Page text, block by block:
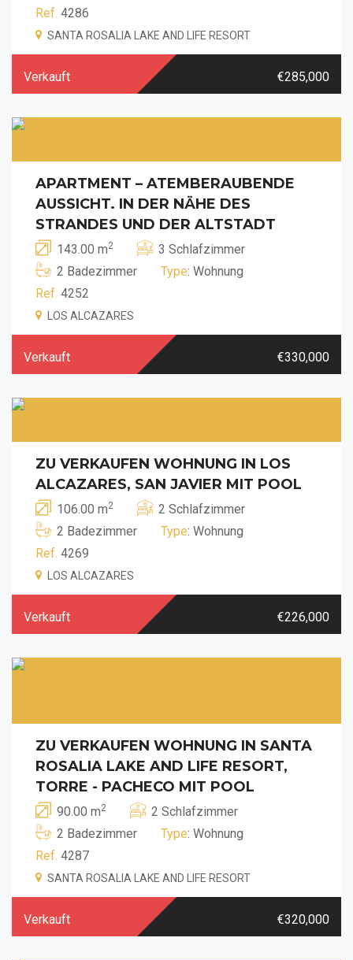
Ref. 4286
SANTA ROSALIA LAKE AND LIFE RESORT
Verkauft €285,000
APARTMENT – ATEMBERAUBENDE
AUSSICHT. IN DER NÄHE DES
STRANDES UND DER ALTSTADT
143.00 m2
3 Schlafzimmer
2 Badezimmer
Type: Wohnung
Ref. 4252
LOS ALCAZARES
Verkauft €330,000
ZU VERKAUFEN WOHNUNG IN LOS
ALCAZARES, SAN JAVIER MIT POOL
106.00 m2
2 Schlafzimmer
2 Badezimmer
Type: Wohnung
Ref. 4269
LOS ALCAZARES
Verkauft €226,000
ZU VERKAUFEN WOHNUNG IN SANTA
ROSALIA LAKE AND LIFE RESORT,
TORRE - PACHECO MIT POOL
90.00 m2
2 Schlafzimmer
2 Badezimmer
Type: Wohnung
Ref. 4287
SANTA ROSALIA LAKE AND LIFE RESORT
Verkauft €320,000